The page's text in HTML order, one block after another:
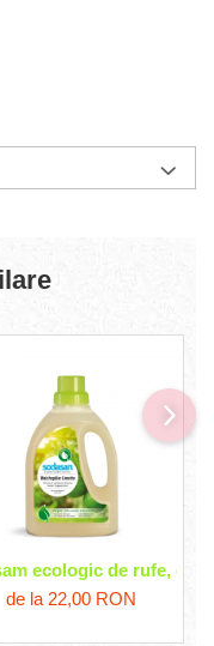
Sodasan
ecologic de rufe, cu
de la 22,00 RON